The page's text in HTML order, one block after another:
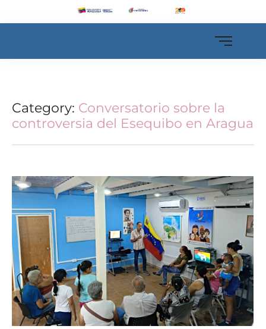
Category: Conversatorio sobre la
controversia del Esequibo en Aragua